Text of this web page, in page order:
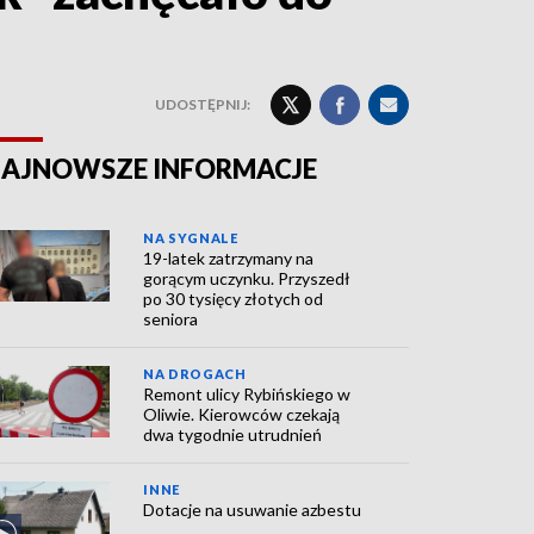
UDOSTĘPNIJ:
INFORMACJE
NA SYGNALE
19-latek zatrzymany na
gorącym uczynku. Przyszedł
po 30 tysięcy złotych od
seniora
NA DROGACH
Remont ulicy Rybińskiego w
Oliwie. Kierowców czekają
dwa tygodnie utrudnień
INNE
Dotacje na usuwanie azbestu